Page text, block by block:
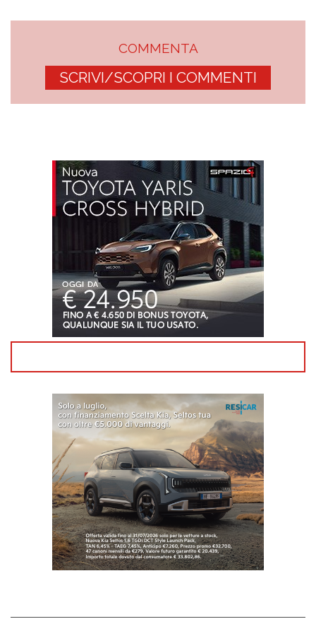
COMMENTA
SCRIVI/SCOPRI I COMMENTI